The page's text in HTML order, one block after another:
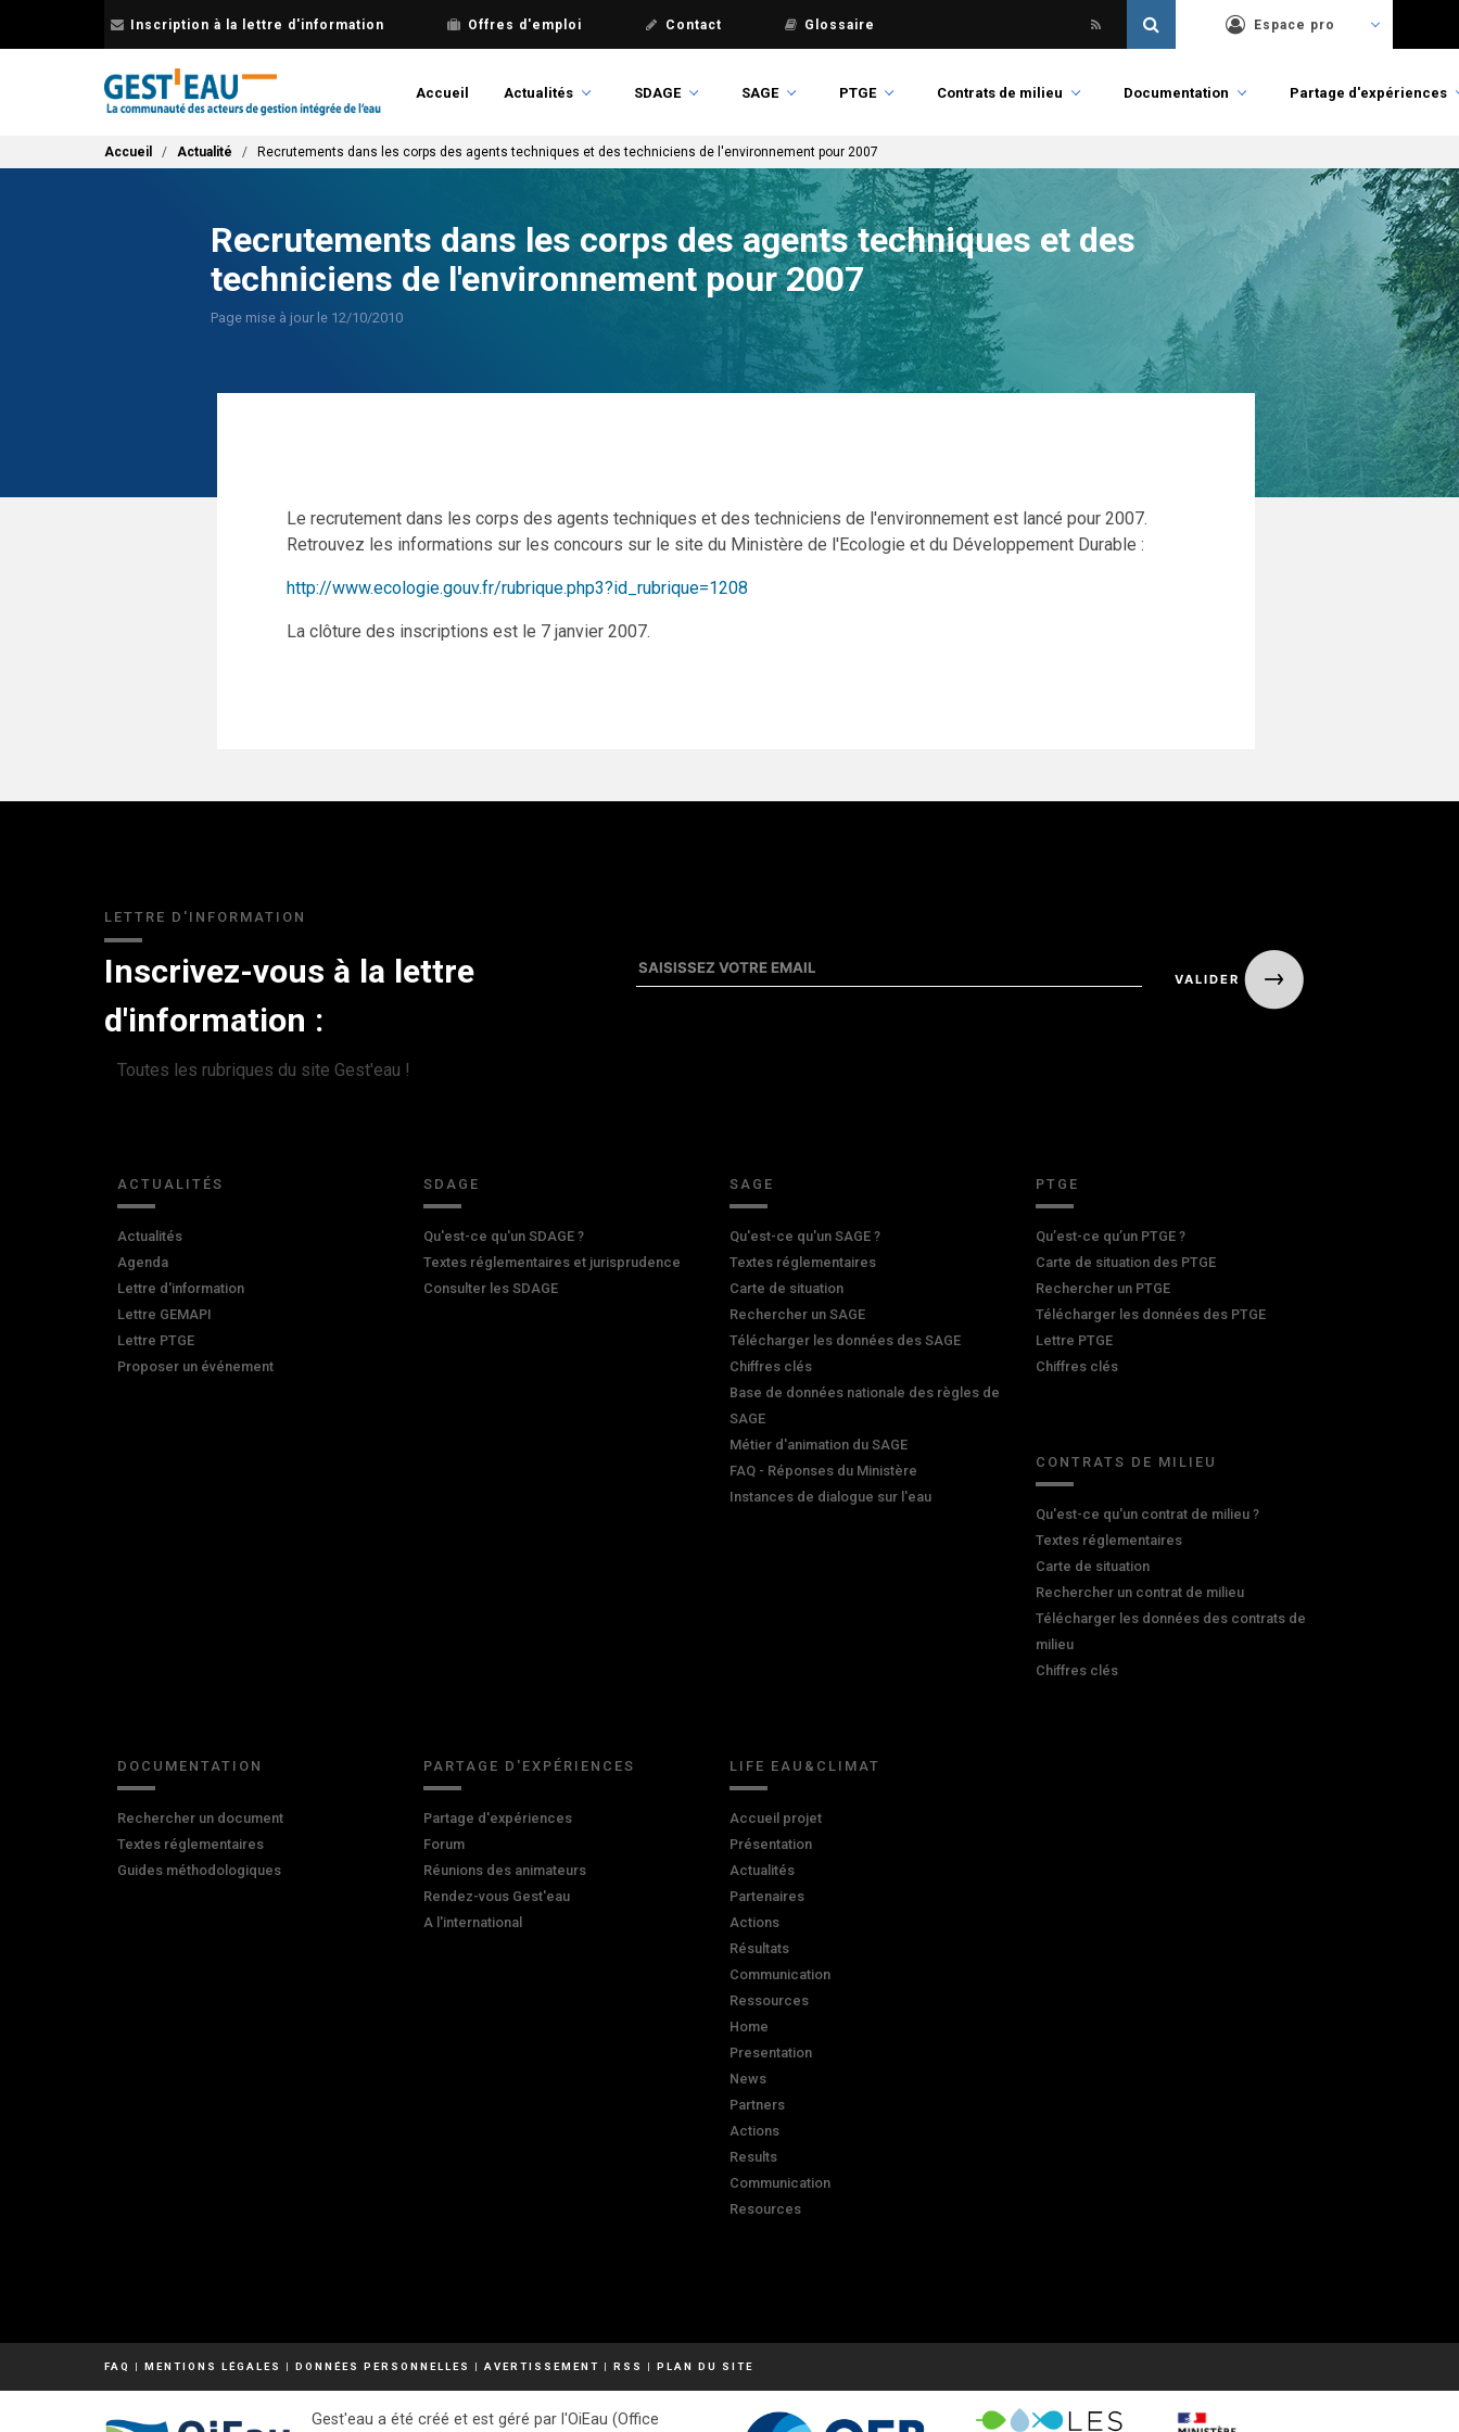
Inscription à la lettre d'information Offres d'emploi Contact Glossaire Espace pro
Accueil Actualités SDAGE SAGE PTGE Contrats de milieu Documentation Partage d'expériences
Fil d'Ariane
Accueil Actualité Recrutements dans les corps des agents techniques et des techniciens de l'environnement pour 2007
Recrutements dans les corps des agents techniques et des
techniciens de l'environnement pour 2007
Page mise à jour le 12/10/2010
Le recrutement dans les corps des agents techniques et des techniciens de l'environnement est lancé pour 2007.
Retrouvez les informations sur les concours sur le site du Ministère de l'Ecologie et du Développement Durable :
http://www.ecologie.gouv.fr/rubrique.php3?id_rubrique=1208
La clôture des inscriptions est le 7 janvier 2007.
LETTRE D'INFORMATION
Inscrivez-vous à la lettre
d'information :
Toutes les rubriques du site Gest'eau !
ACTUALITÉS
Actualités
Agenda
Lettre d'information
Lettre GEMAPI
Lettre PTGE
Proposer un événement
SDAGE
Qu'est-ce qu'un SDAGE ?
Textes réglementaires et jurisprudence
Consulter les SDAGE
SAGE
Qu'est-ce qu'un SAGE ?
Textes réglementaires
Carte de situation
Rechercher un SAGE
Télécharger les données des SAGE
Chiffres clés
Base de données nationale des règles de
SAGE
Métier d'animation du SAGE
FAQ - Réponses du Ministère
Instances de dialogue sur l'eau
PTGE
Qu’est-ce qu’un PTGE ?
Carte de situation des PTGE
Rechercher un PTGE
Télécharger les données des PTGE
Lettre PTGE
Chiffres clés
CONTRATS DE MILIEU
Qu'est-ce qu'un contrat de milieu ?
Textes réglementaires
Carte de situation
Rechercher un contrat de milieu
Télécharger les données des contrats de
milieu
Chiffres clés
DOCUMENTATION
Rechercher un document
Textes réglementaires
Guides méthodologiques
PARTAGE D'EXPÉRIENCES
Partage d'expériences
Forum
Réunions des animateurs
Rendez-vous Gest'eau
A l'international
LIFE EAU&CLIMAT
Accueil projet
Présentation
Actualités
Partenaires
Actions
Résultats
Communication
Ressources
Home
Presentation
News
Partners
Actions
Results
Communication
Resources
FAQ | MENTIONS LÉGALES | DONNÉES PERSONNELLES | AVERTISSEMENT | RSS | PLAN DU SITE
Gest'eau a été créé et est géré par l'OiEau (Office